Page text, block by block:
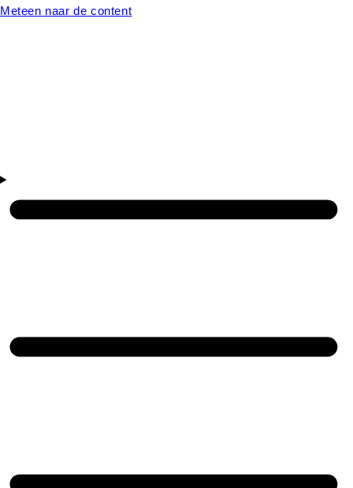
Meteen naar de content